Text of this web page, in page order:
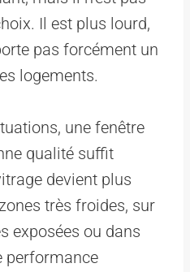
Il est plus lourd,
pas forcément un
logements.
une fenêtre
qualité suffit
devient plus
très froides, sur
exposées ou dans
performance